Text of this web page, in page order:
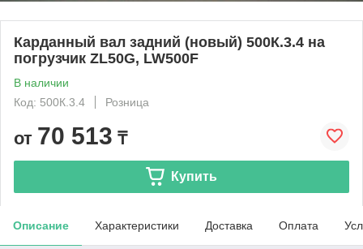
Карданный вал задний (новый) 500К.3.4 на
погрузчик ZL50G, LW500F
В наличии
Код: 500К.3.4
Розница
от 70 513 ₸
Купить
Описание Характеристики Доставка Оплата